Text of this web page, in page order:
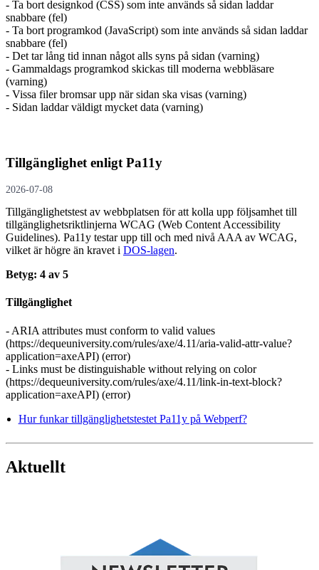
- Ta bort designkod (CSS) som inte används så sidan laddar
snabbare (fel)
- Ta bort programkod (JavaScript) som inte används så sidan laddar
snabbare (fel)
- Det tar lång tid innan något alls syns på sidan (varning)
- Gammaldags programkod skickas till moderna webbläsare
(varning)
- Vissa filer bromsar upp när sidan ska visas (varning)
- Sidan laddar väldigt mycket data (varning)
Tillgänglighet enligt Pa11y
2026-07-08
Tillgänglighetstest av webbplatsen för att kolla upp följsamhet till
tillgänglighets­riktlinjerna WCAG (Web Content Accessibility
Guidelines). Pa11y testar upp till och med nivå AAA av WCAG,
vilket är högre än kravet i DOS-lagen.
Betyg: 4 av 5
Tillgänglighet
- ARIA attributes must conform to valid values
(https://dequeuniversity.com/rules/axe/4.11/aria-valid-attr-value?
application=axeAPI) (error)
- Links must be distinguishable without relying on color
(https://dequeuniversity.com/rules/axe/4.11/link-in-text-block?
application=axeAPI) (error)
Hur funkar tillgänglighetstestet Pa11y på Webperf?
Aktuellt